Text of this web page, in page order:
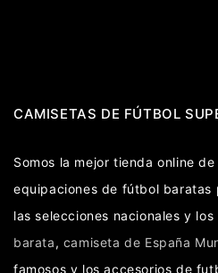
CAMISETAS DE FÚTBOL
Somos la mejor tienda online
equipaciones de fútbol
las selecciones nacionales y
barata, camiseta de España
famosos y los accesorios de